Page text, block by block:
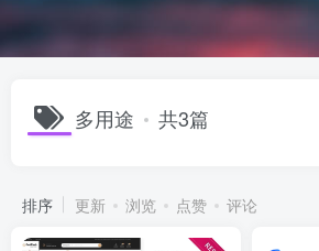
多用途 共3篇
排序 更新 浏览 点赞 评论